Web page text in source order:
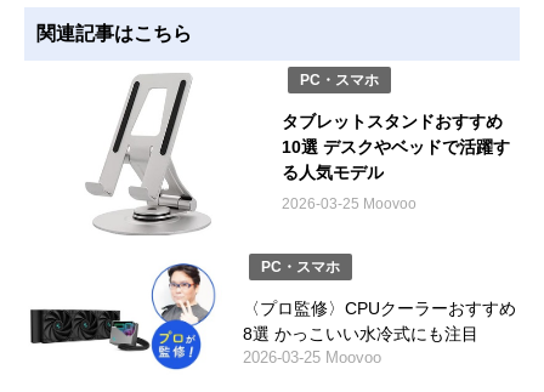
関連記事はこちら
PC・スマホ
タブレットスタンドおすすめ
10選 デスクやベッドで活躍す
る人気モデル
2026-03-25 Moovoo
PC・スマホ
〈プロ監修〉CPUクーラーおすすめ
8選 かっこいい水冷式にも注目
2026-03-25 Moovoo